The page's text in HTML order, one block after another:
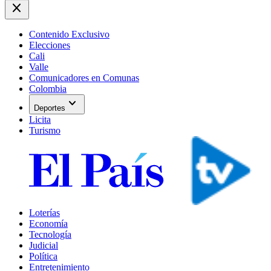
close
Contenido Exclusivo
Elecciones
Cali
Valle
Comunicadores en Comunas
Colombia
Deportes expand_more
Licita
Turismo
Loterías
Economía
Tecnología
Judicial
Política
Entretenimiento